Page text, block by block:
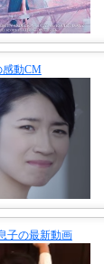
感動CM
子の最新動画